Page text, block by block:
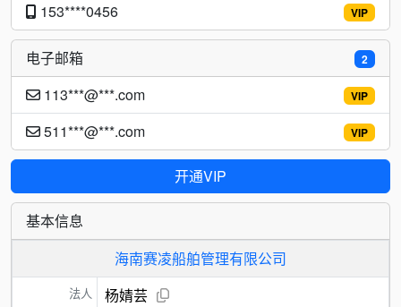
VIP
153****0456
2
电子邮箱
VIP
113***@***.com
VIP
511***@***.com
开通VIP
基本信息
海南赛凌船舶管理有限公司
法人 杨婧芸